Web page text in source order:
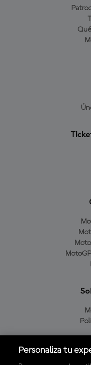
Personaliza tu